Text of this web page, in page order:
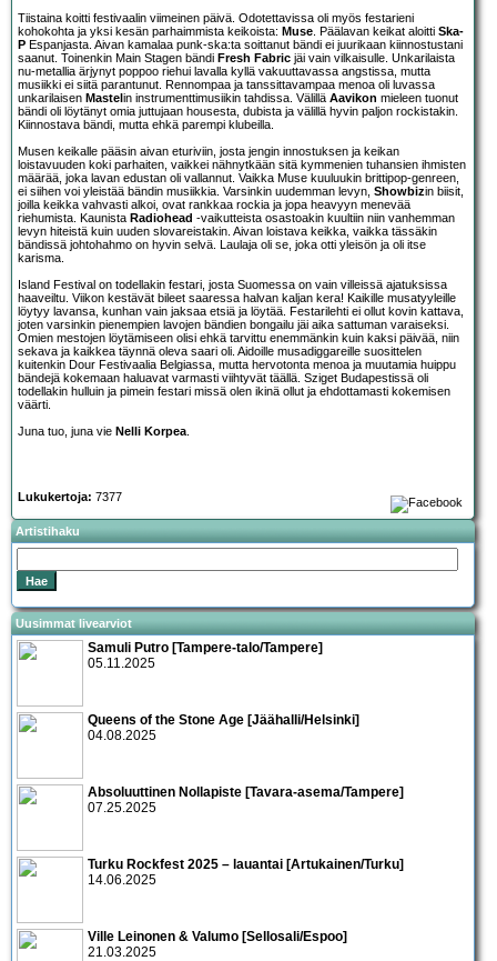
Tiistaina koitti festivaalin viimeinen päivä. Odotettavissa oli myös festarieni
kohokohta ja yksi kesän parhaimmista keikoista: Muse. Päälavan keikat aloitti Ska-
P Espanjasta. Aivan kamalaa punk-ska:ta soittanut bändi ei juurikaan kiinnostustani
saanut. Toinenkin Main Stagen bändi Fresh Fabric jäi vain vilkaisulle. Unkarilaista
nu-metallia ärjynyt poppoo riehui lavalla kyllä vakuuttavassa angstissa, mutta
musiikki ei siitä parantunut. Rennompaa ja tanssittavampaa menoa oli luvassa
unkarilaisen Mastel in instrumenttimusiikin tahdissa. Välillä Aavikon mieleen tuonut
bändi oli löytänyt omia juttujaan housesta, dubista ja välillä hyvin paljon rockistakin.
Kiinnostava bändi, mutta ehkä parempi klubeilla.
Musen keikalle pääsin aivan eturiviin, josta jengin innostuksen ja keikan
loistavuuden koki parhaiten, vaikkei nähnytkään sitä kymmenien tuhansien ihmisten
määrää, joka lavan edustan oli vallannut. Vaikka Muse kuuluukin brittipop-genreen,
ei siihen voi yleistää bändin musiikkia. Varsinkin uudemman levyn, Showbizin biisit,
joilla keikka vahvasti alkoi, ovat rankkaa rockia ja jopa heavyyn menevää
riehumista. Kaunista Radiohead -vaikutteista osastoakin kuultiin niin vanhemman
levyn hiteistä kuin uuden slovareistakin. Aivan loistava keikka, vaikka tässäkin
bändissä johtohahmo on hyvin selvä. Laulaja oli se, joka otti yleisön ja oli itse
karisma.
Island Festival on todellakin festari, josta Suomessa on vain villeissä ajatuksissa
haaveiltu. Viikon kestävät bileet saaressa halvan kaljan kera! Kaikille musatyyleille
löytyy lavansa, kunhan vain jaksaa etsiä ja löytää. Festarilehti ei ollut kovin kattava,
joten varsinkin pienempien lavojen bändien bongailu jäi aika sattuman varaiseksi.
Omien mestojen löytämiseen olisi ehkä tarvittu enemmänkin kuin kaksi päivää, niin
sekava ja kaikkea täynnä oleva saari oli. Aidoille musadiggareille suosittelen
kuitenkin Dour Festivaalia Belgiassa, mutta hervotonta menoa ja muutamia huippu
bändejä kokemaan haluavat varmasti viihtyvät täällä. Sziget Budapestissä oli
todellakin hulluin ja pimein festari missä olen ikinä ollut ja ehdottamasti kokemisen
väärti.
Juna tuo, juna vie Nelli Korpea.
Lukukertoja: 7377
Artistihaku
Uusimmat livearviot
Samuli Putro [Tampere-talo/Tampere]
05.11.2025
Queens of the Stone Age [Jäähalli/Helsinki]
04.08.2025
Absoluuttinen Nollapiste [Tavara-asema/Tampere]
07.25.2025
Turku Rockfest 2025 – lauantai [Artukainen/Turku]
14.06.2025
Ville Leinonen & Valumo [Sellosali/Espoo]
21.03.2025